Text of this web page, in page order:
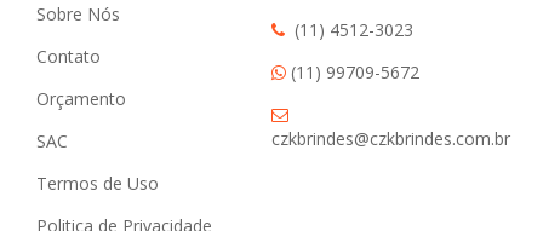
Sobre Nós
Contato
Orçamento
SAC
Termos de Uso
Politica de Privacidade
(11) 4512-3023
(11) 99709-5672
czkbrindes@czkbrindes.com.br